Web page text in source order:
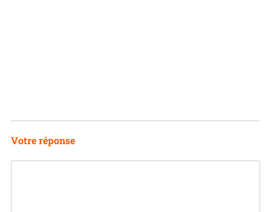
Votre réponse